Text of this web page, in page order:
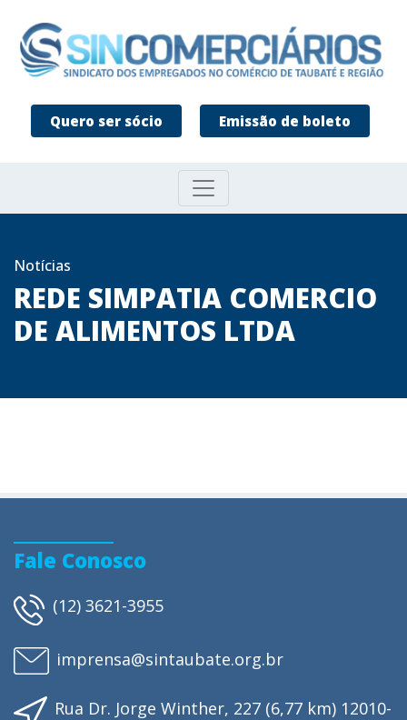
Quero ser sócio Emissão de boleto
Notícias
REDE SIMPATIA COMERCIO
DE ALIMENTOS LTDA
Fale Conosco
(12) 3621-3955
imprensa@sintaubate.org.br
Rua Dr. Jorge Winther, 227 (6,77 km) 12010-